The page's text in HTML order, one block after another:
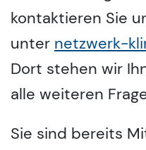
kontaktieren Sie
unter netzwerk-
Dort stehen wir
alle weiteren
Sie sind bereits